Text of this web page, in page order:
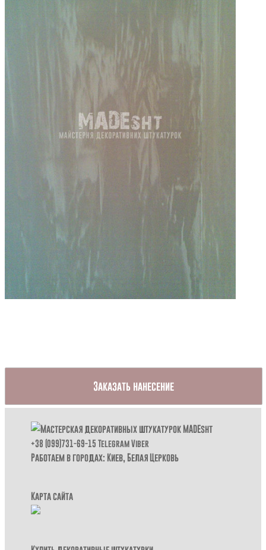
Заказать нанесение
+38 (099)731-69-15 TelegramViber
Работаем в городах: Киев,Белая Церковь
Карта сайта